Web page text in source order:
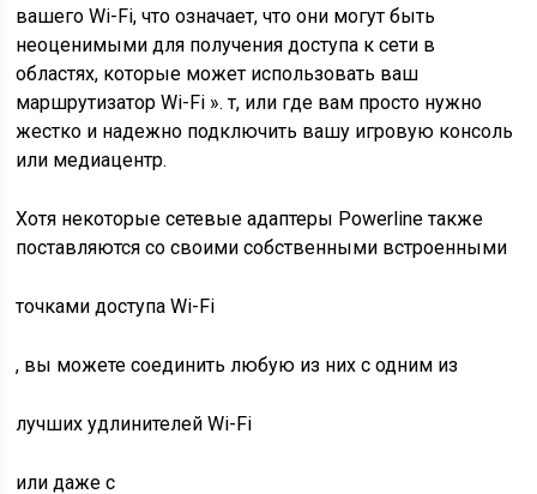
вашего Wi-Fi, что означает, что они могут быть
неоценимыми для получения доступа к сети в
областях, которые может использовать ваш
маршрутизатор Wi-Fi ». т, или где вам просто нужно
жестко и надежно подключить вашу игровую консоль
или медиацентр.
Хотя некоторые сетевые адаптеры Powerline также
поставляются со своими собственными встроенными
точками доступа Wi-Fi
, вы можете соединить любую из них с одним из
лучших удлинителей Wi-Fi
или даже с